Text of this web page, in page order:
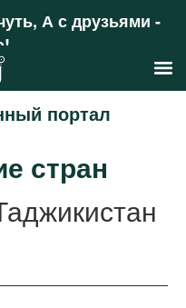
А с друзьями -
портал
стран